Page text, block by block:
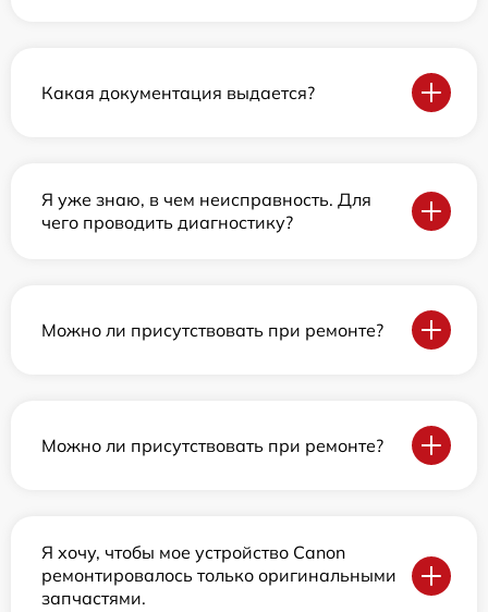
Какая документация выдается?
Я уже знаю, в чем неисправность. Для
чего проводить диагностику?
Можно ли присутствовать при ремонте?
Можно ли присутствовать при ремонте?
Я хочу, чтобы мое устройство Canon
ремонтировалось только оригинальными
запчастями.